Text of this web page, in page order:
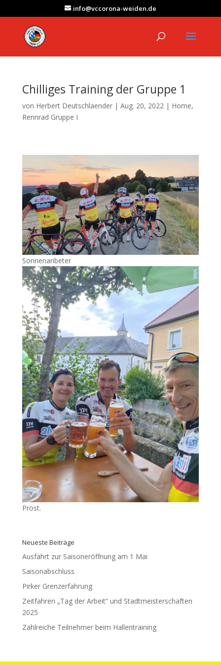
info@vccorona-weiden.de
Chilliges Training der Gruppe 1
von Herbert Deutschlaender| Aug. 20, 2022| Home,
Rennrad Gruppe I
Sonnenanbeter
Prost.
Neueste Beiträge
Ausfahrt zur Saisoneröffnung am 1 Mai
Saisonabschluss
Pirker Grenzerfahrung
Zeitfahren „Tag der Arbeit“ und Stadtmeisterschaften
2025
Zahlreiche Teilnehmer beim Hallentraining